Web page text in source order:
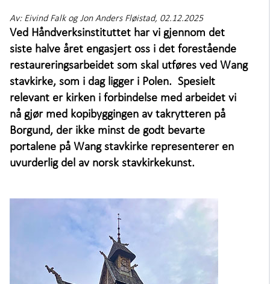
Små håndverksfag +
Immateriell kulturarv
Løfte håndverket +
Om oss +
Av: Eivind Falk og Jon Anders Fløistad, 02.12.2025
Ved Håndverksinstituttet har vi gjennom det
siste halve året engasjert oss i det forestående
restaureringsarbeidet som skal utføres ved Wang
stavkirke, som i dag ligger i Polen. Spesielt
relevant er kirken i forbindelse med arbeidet vi
nå gjør med kopibyggingen av takrytteren på
Borgund, der ikke minst de godt bevarte
portalene på Wang stavkirke representerer en
uvurderlig del av norsk stavkirkekunst.